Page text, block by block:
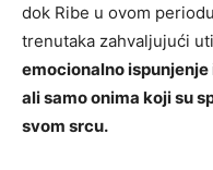
dok Ribe u ovom
trenutaka zahvaljujući
emocionalno
ali samo onima koji su
svom srcu.